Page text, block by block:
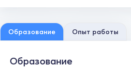
Образование Опыт работы
Образование